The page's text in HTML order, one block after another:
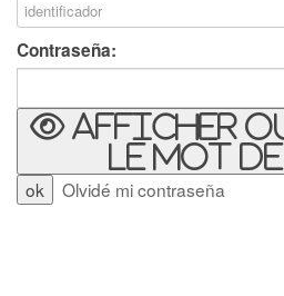
Contraseña:
Afficher
le mot
Olvidé mi contraseña